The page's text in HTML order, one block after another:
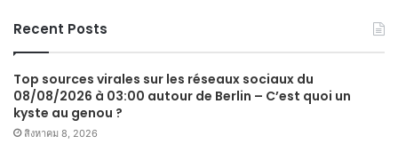
Recent Posts
Top sources virales sur les réseaux sociaux du
08/08/2026 à 03:00 autour de Berlin – C’est quoi un
kyste au genou ?
สิงหาคม 8, 2026